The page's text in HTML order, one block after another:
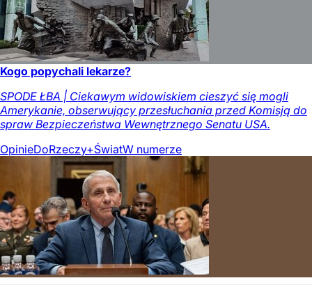
Kogo popychali lekarze?
SPODE ŁBA | Ciekawym widowiskiem cieszyć się mogli
Amerykanie, obserwujący przesłuchania przed Komisją do
spraw Bezpieczeństwa Wewnętrznego Senatu USA.
OpinieDoRzeczy+ŚwiatW numerze